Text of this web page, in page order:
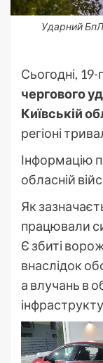
Ударний
Сьогодні, 19-
чергового
Київській
регіоні
Інформацію
обласній
Як
працювали
Є збиті
внаслідок
а влучань в